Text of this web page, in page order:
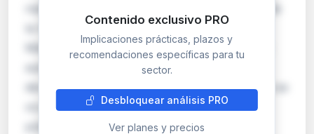
materias entre las tres secciones funcionales de
la Sala de lo Contencioso-Administrativo de
Málaga. La Sección Primera asume impuestos
autonómicos y locales, personal público y
derechos fundamentales. La Sección Segunda se
ocupa de tributos estatales, contratación
Contenido exclusivo PRO
Implicaciones prácticas, plazos y
recomendaciones específicas para tu
sector.
Desbloquear análisis PRO
Ver planes y precios